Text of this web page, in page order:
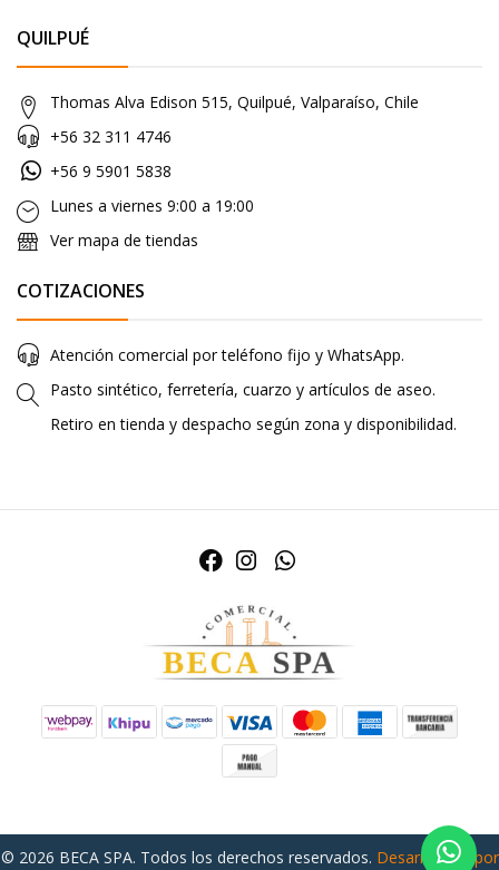
QUILPUÉ
Thomas Alva Edison 515, Quilpué, Valparaíso, Chile
+56 32 311 4746
+56 9 5901 5838
Lunes a viernes 9:00 a 19:00
Ver mapa de tiendas
COTIZACIONES
Atención comercial por teléfono fijo y WhatsApp.
Pasto sintético, ferretería, cuarzo y artículos de aseo.
Retiro en tienda y despacho según zona y disponibilidad.
© 2026 BECA SPA. Todos los derechos reservados. Desarrollado por